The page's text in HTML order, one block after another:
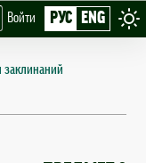
Войти РУС ENG
заклинаний